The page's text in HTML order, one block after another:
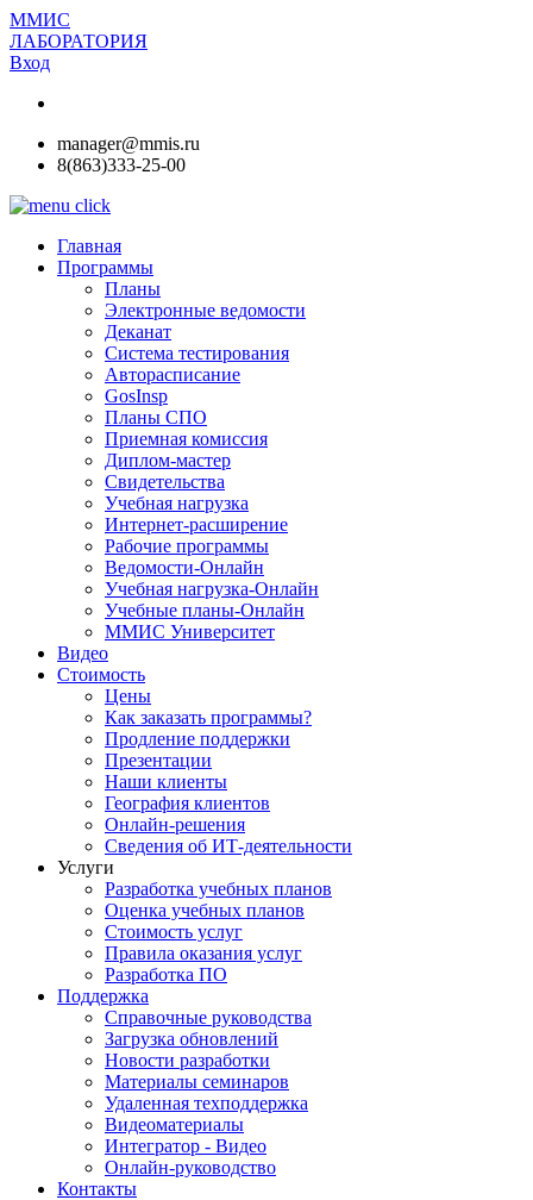
ММИС
ЛАБОРАТОРИЯ
Вход
manager@mmis.ru
8(863)333-25-00
Главная
Программы
Планы
Электронные ведомости
Деканат
Система тестирования
Авторасписание
GosInsp
Планы СПО
Приемная комиссия
Диплом-мастер
Свидетельства
Учебная нагрузка
Интернет-расширение
Рабочие программы
Ведомости-Онлайн
Учебная нагрузка-Онлайн
Учебные планы-Онлайн
ММИС Университет
Видео
Стоимость
Цены
Как заказать программы?
Продление поддержки
Презентации
Наши клиенты
География клиентов
Онлайн-решения
Сведения об ИТ-деятельности
Услуги
Разработка учебных планов
Оценка учебных планов
Стоимость услуг
Правила оказания услуг
Разработка ПО
Поддержка
Справочные руководства
Загрузка обновлений
Новости разработки
Материалы семинаров
Удаленная техподдержка
Видеоматериалы
Интегратор - Видео
Онлайн-руководство
Контакты